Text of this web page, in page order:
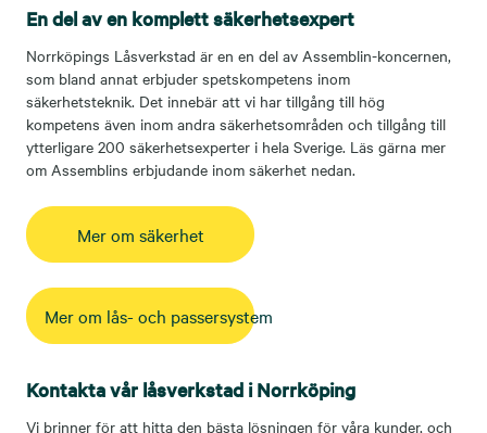
En del av en komplett säkerhetsexpert
Norrköpings Låsverkstad är en en del av Assemblin-koncernen,
som bland annat erbjuder spetskompetens inom
säkerhetsteknik. Det innebär att vi har tillgång till hög
kompetens även inom andra säkerhetsområden och tillgång till
ytterligare 200 säkerhetsexperter i hela Sverige. Läs gärna mer
om Assemblins erbjudande inom säkerhet nedan.
Mer om säkerhet
Mer om lås- och passersystem
Kontakta vår låsverkstad i Norrköping
Vi brinner för att hitta den bästa lösningen för våra kunder, och